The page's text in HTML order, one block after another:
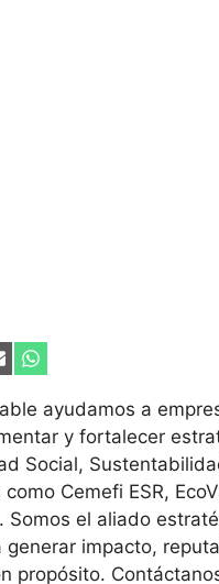
Compartir
WhatsApp
ayudamos a
y fortalecer
Social,
Cemefi ESR,
Somos el aliado
generar impacto,
propósito.